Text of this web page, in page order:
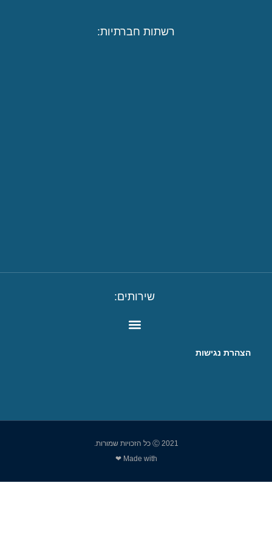
רשתות חברתיות:
שירותים:
הצהרת נגישות
Ⓒ 2021 כל הזכויות שמורות.
Made with ❤